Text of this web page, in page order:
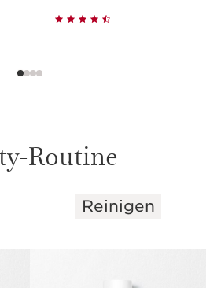
Routine
Reinigen